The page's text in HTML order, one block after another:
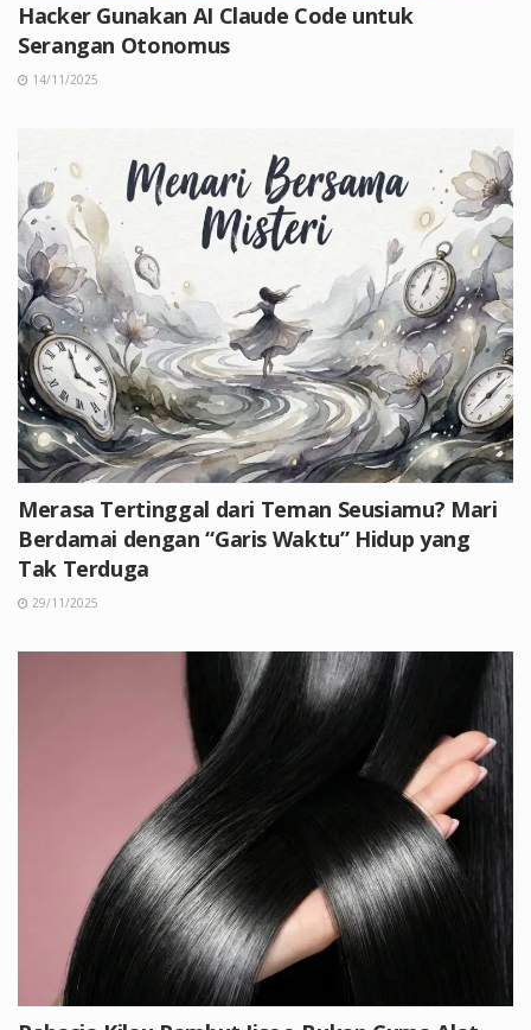
Hacker Gunakan AI Claude Code untuk
Serangan Otonomus
14/11/2025
Merasa Tertinggal dari Teman Seusiamu? Mari
Berdamai dengan “Garis Waktu” Hidup yang
Tak Terduga
29/11/2025